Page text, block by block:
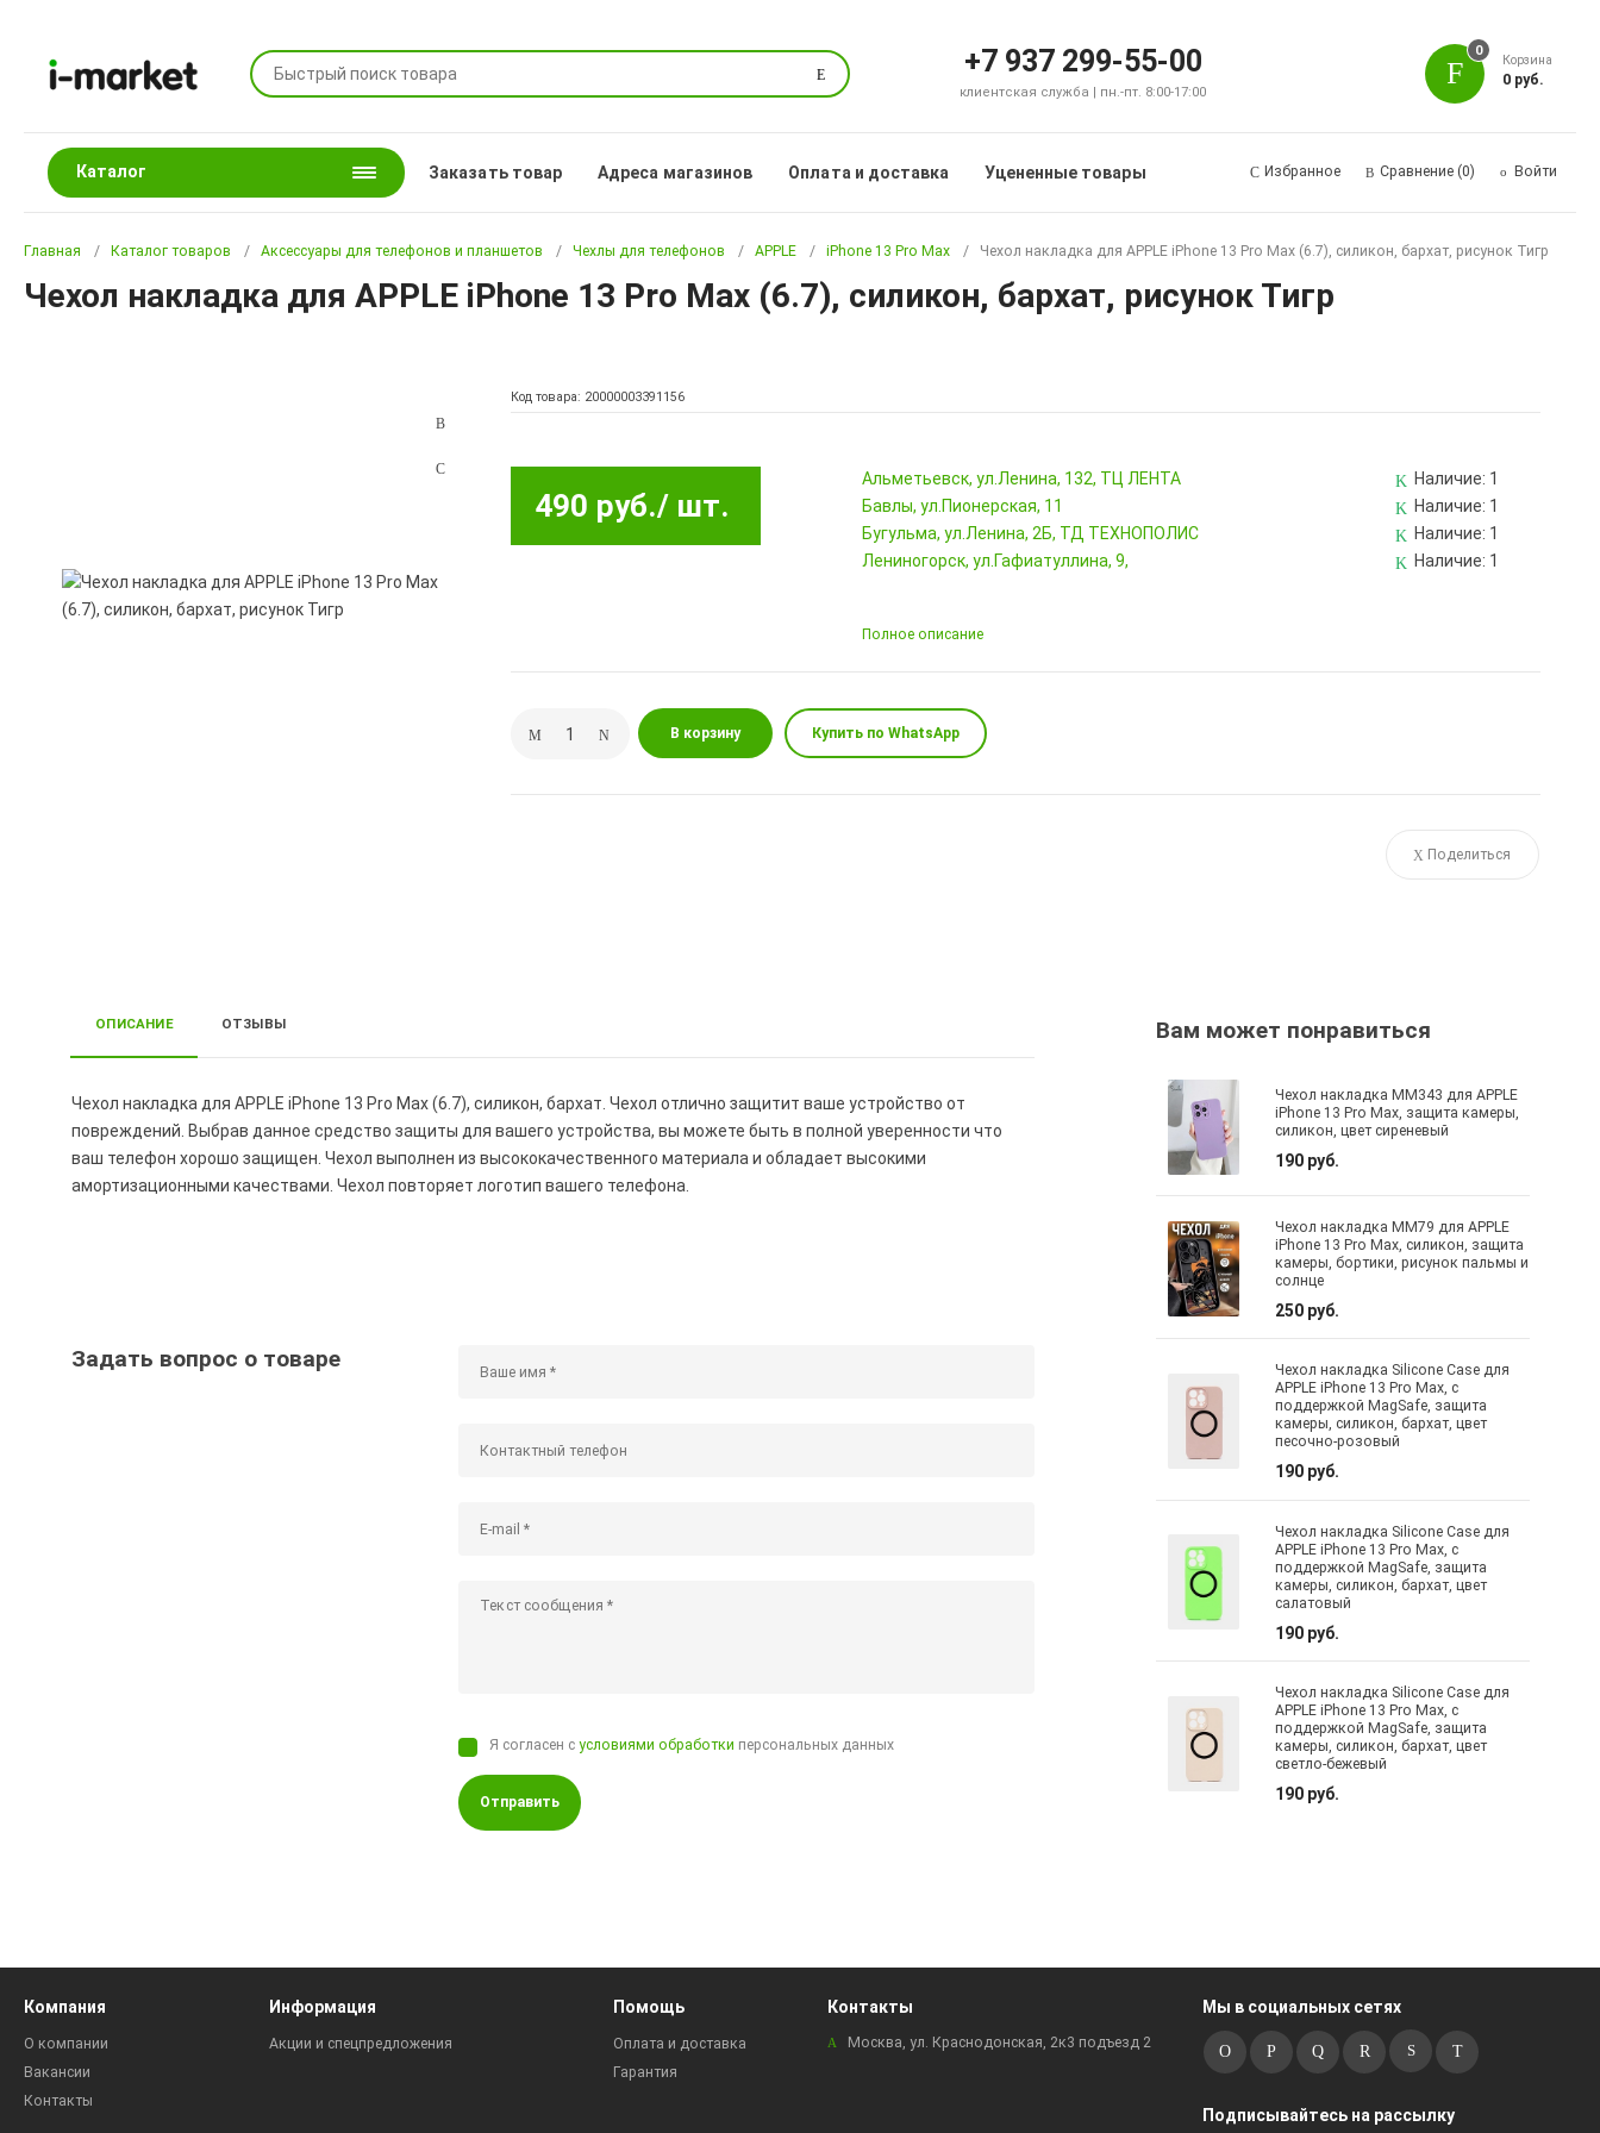
Поиск +7 937 299-55-00
клиентская служба | пн.-пт. 8:00-17:00
0
Корзина
0 руб.
Каталог Заказать товар Адреса магазинов Оплата и доставка Уцененные товары Избранное Сравнение (0) Войти
Главная Каталог товаров Аксессуары для телефонов и планшетов Чехлы для телефонов APPLE iPhone 13 Pro Max Чехол накладка для APPLE iPhone 13 Pro Max (6.7), силикон, бархат, рисунок Тигр
Чехол накладка для APPLE iPhone 13 Pro Max (6.7), силикон, бархат, рисунок Тигр
Код товара: 20000003391156
490 руб./ шт.
Альметьевск, ул.Ленина, 132, ТЦ ЛЕНТА Наличие: 1
Бавлы, ул.Пионерская, 11
Наличие: 1
Бугульма, ул.Ленина, 2Б, ТД ТЕХНОПОЛИС
Наличие: 1
Лениногорск, ул.Гафиатуллина, 9,
Наличие: 1
Полное описание
В корзину Купить по WhatsApp
Поделиться
ОПИСАНИЕ ОТЗЫВЫ
Чехол накладка для APPLE iPhone 13 Pro Max (6.7), силикон, бархат. Чехол отлично защитит ваше устройство от
повреждений. Выбрав данное средство защиты для вашего устройства, вы можете быть в полной уверенности что
ваш телефон хорошо защищен. Чехол выполнен из высококачественного материала и обладает высокими
амортизационными качествами. Чехол повторяет логотип вашего телефона.
Задать вопрос о товаре
Я согласен сусловиями обработки персональных данных
Отправить
Вам может понравиться
Чехол накладка MM343 для APPLE
iPhone 13 Pro Max, защита камеры,
силикон, цвет сиреневый
190 руб.
Чехол накладка MM79 для APPLE
iPhone 13 Pro Max, силикон, защита
камеры, бортики, рисунок пальмы и
солнце
250 руб.
Чехол накладка Silicone Case для
APPLE iPhone 13 Pro Max, с
поддержкой MagSafe, защита
камеры, силикон, бархат, цвет
песочно-розовый
190 руб.
Чехол накладка Silicone Case для
APPLE iPhone 13 Pro Max, с
поддержкой MagSafe, защита
камеры, силикон, бархат, цвет
салатовый
190 руб.
Чехол накладка Silicone Case для
APPLE iPhone 13 Pro Max, с
поддержкой MagSafe, защита
камеры, силикон, бархат, цвет
светло-бежевый
190 руб.
Компания
О компании
Вакансии
Контакты
Информация
Акции и спецпредложения
Помощь
Оплата и доставка
Гарантия
Контакты
Москва, ул. Краснодонская, 2к3 подъезд 2
Мы в социальных сетях
Подписывайтесь на рассылку